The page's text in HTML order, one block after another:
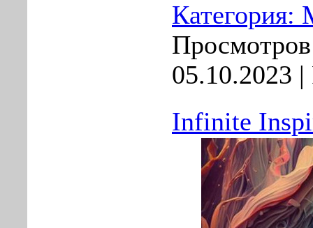
Категория:
05.10.2023 |
Infinite